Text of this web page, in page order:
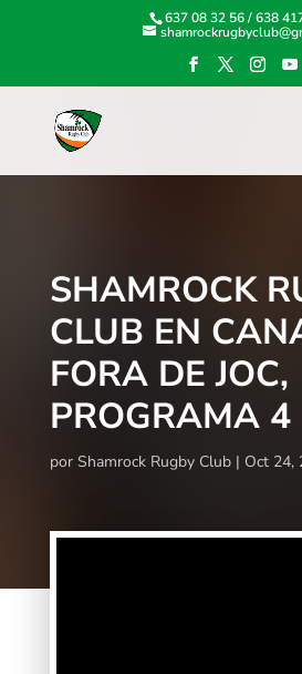
637 08 32 56/638
SHAMROCK
CLUB EN
FORA DE JOC,
PROGRAMA 4
por Shamrock Rugby Club Oct 24,